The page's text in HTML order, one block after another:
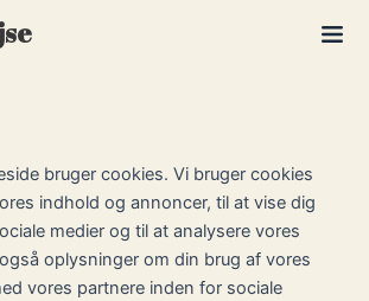
bruger cookies. Vi bruger cookies
indhold og annoncer, til at vise dig
medier og til at analysere vores
oplysninger om din brug af vores
vores partnere inden for sociale